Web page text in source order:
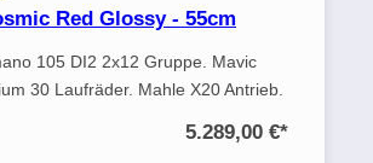
Red Glossy - 55cm
105 DI2 2x12 Gruppe. Mavic
30 Laufräder. Mahle X20 Antrieb.
5.289,00 €*